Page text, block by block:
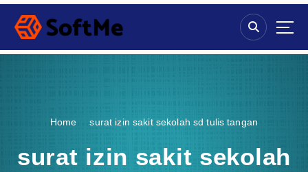
S
p
Home surat izin sakit sekolah sd tulis tangan
surat izin sakit sekolah